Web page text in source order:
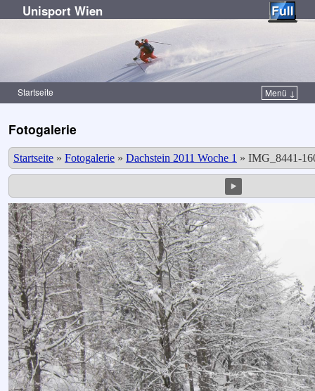
Unisport Wien
Startseite Menü ↓
Fotogalerie
Startseite » Fotogalerie » Dachstein 2011 Woche 1 » IMG_8441-